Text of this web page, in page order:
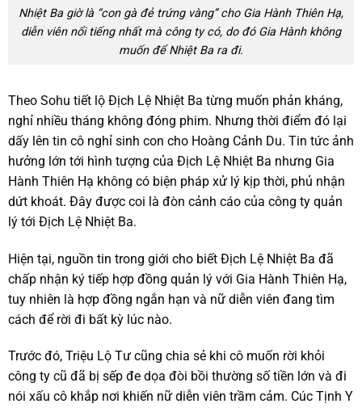
Nhiệt Ba giờ là “con gà đẻ trứng vàng” cho Gia Hành Thiên Hạ,
diễn viên nổi tiếng nhất mà công ty có, do đó Gia Hành không
muốn để Nhiệt Ba ra đi.
Theo Sohu tiết lộ Địch Lệ Nhiệt Ba từng muốn phản kháng,
nghỉ nhiều tháng không đóng phim. Nhưng thời điểm đó lại
dấy lên tin cô nghỉ sinh con cho Hoàng Cảnh Du. Tin tức ảnh
hưởng lớn tới hình tượng của Địch Lệ Nhiệt Ba nhưng Gia
Hành Thiên Hạ không có biện pháp xử lý kịp thời, phủ nhận
dứt khoát. Đây được coi là đòn cảnh cáo của công ty quản
lý tới Địch Lệ Nhiệt Ba.
Hiện tại, nguồn tin trong giới cho biết Địch Lệ Nhiệt Ba đã
chấp nhận ký tiếp hợp đồng quản lý với Gia Hành Thiên Hạ,
tuy nhiên là hợp đồng ngắn hạn và nữ diễn viên đang tìm
cách để rời đi bất kỳ lúc nào.
Trước đó, Triệu Lộ Tư cũng chia sẻ khi cô muốn rời khỏi
công ty cũ đã bị sếp đe dọa đòi bồi thường số tiền lớn và đi
nói xấu cô khắp nơi khiến nữ diễn viên trầm cảm. Cúc Tịnh Y